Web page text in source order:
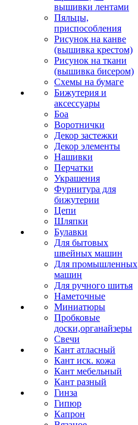
вышивки лентами
Пяльцы,
приспособления
Рисунок на канве
(вышивка крестом)
Рисунок на ткани
(вышивка бисером)
Схемы на бумаге
Бижутерия и
аксессуары
Боа
Воротнички
Декор застежки
Декор элементы
Нашивки
Перчатки
Украшения
Фурнитура для
бижутерии
Цепи
Шляпки
Булавки
Для бытовых
швейных машин
Для промышленных
машин
Для ручного шитья
Наметочные
Миниатюры
Пробковые
доски,органайзеры
Свечи
Кант атласный
Кант иск. кожа
Кант мебельный
Кант разный
Гинза
Гипюр
Капрон